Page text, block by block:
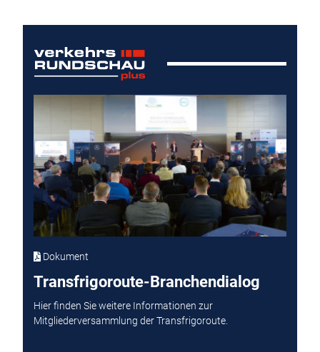
Dokument
Transfrigoroute-Branchendialog
Hier finden Sie weitere Informationen zur
Mitgliederversammlung der Transfrigoroute.